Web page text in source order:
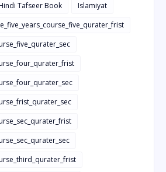
Tafseer Book
Islamiyat